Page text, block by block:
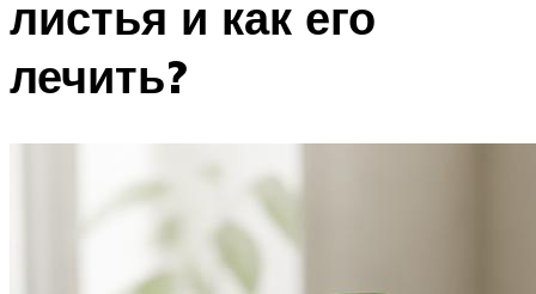
листья и как его
лечить?